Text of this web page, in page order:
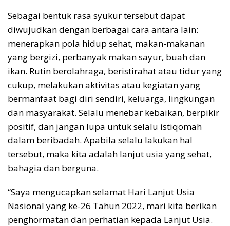
Sebagai bentuk rasa syukur tersebut dapat
diwujudkan dengan berbagai cara antara lain:
menerapkan pola hidup sehat, makan-makanan
yang bergizi, perbanyak makan sayur, buah dan
ikan. Rutin berolahraga, beristirahat atau tidur yang
cukup, melakukan aktivitas atau kegiatan yang
bermanfaat bagi diri sendiri, keluarga, lingkungan
dan masyarakat. Selalu menebar kebaikan, berpikir
positif, dan jangan lupa untuk selalu istiqomah
dalam beribadah. Apabila selalu lakukan hal
tersebut, maka kita adalah lanjut usia yang sehat,
bahagia dan berguna.
“Saya mengucapkan selamat Hari Lanjut Usia
Nasional yang ke-26 Tahun 2022, mari kita berikan
penghormatan dan perhatian kepada Lanjut Usia.